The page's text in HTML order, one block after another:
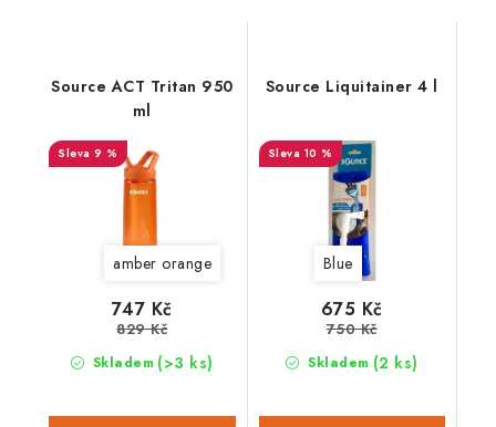
Source ACT Tritan 950
ml
9 %
amber orange
Skladem (>3 ks)
747 Kč
829 Kč
Source Liquitainer 4 l
10 %
Blue
Skladem (2 ks)
675 Kč
750 Kč